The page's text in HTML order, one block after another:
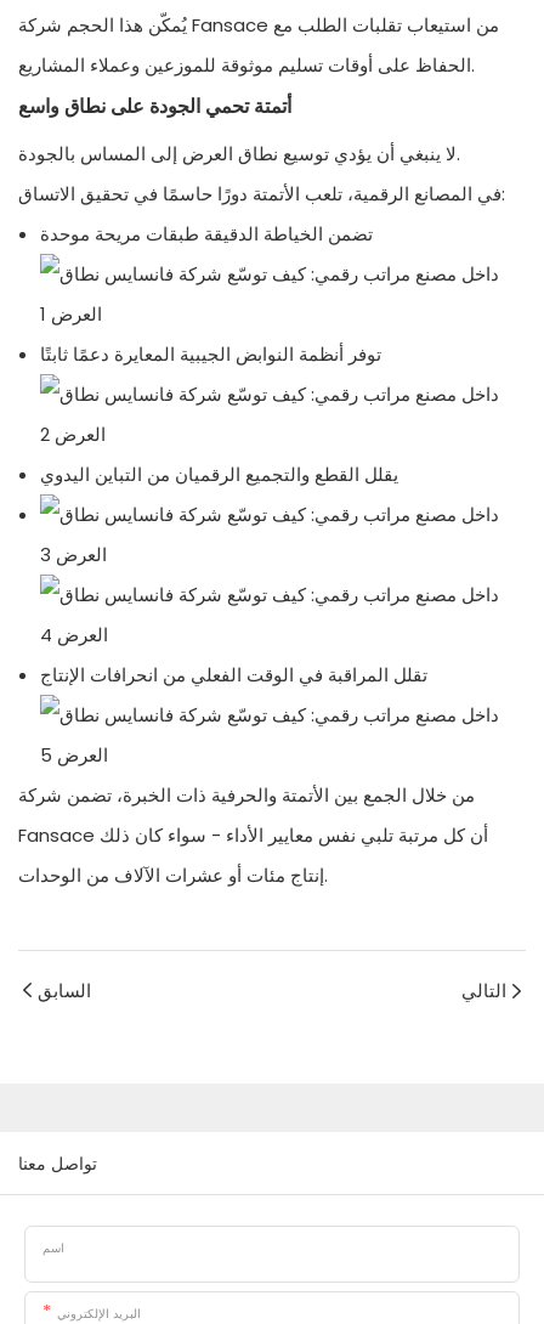
يُمكّن هذا الحجم شركة Fansace من استيعاب تقلبات الطلب مع
الحفاظ على أوقات تسليم موثوقة للموزعين وعملاء المشاريع.
أتمتة تحمي الجودة على نطاق واسع
لا ينبغي أن يؤدي توسيع نطاق العرض إلى المساس بالجودة.
في المصانع الرقمية، تلعب الأتمتة دورًا حاسمًا في تحقيق الاتساق:
تضمن الخياطة الدقيقة طبقات مريحة موحدة
توفر أنظمة النوابض الجيبية المعايرة دعمًا ثابتًا
يقلل القطع والتجميع الرقميان من التباين اليدوي
تقلل المراقبة في الوقت الفعلي من انحرافات الإنتاج
من خلال الجمع بين الأتمتة والحرفية ذات الخبرة، تضمن شركة
Fansace أن كل مرتبة تلبي نفس معايير الأداء - سواء كان ذلك
إنتاج مئات أو عشرات الآلاف من الوحدات.
السابق التالي
تواصل معنا
اسم
البريد الإلكتروني